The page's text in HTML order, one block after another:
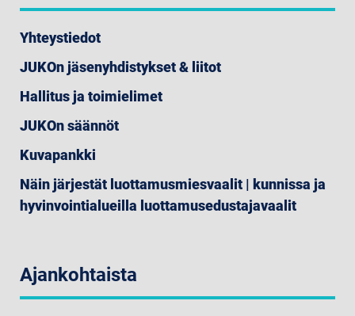
Yhteystiedot
JUKOn jäsenyhdistykset & liitot
Hallitus ja toimielimet
JUKOn säännöt
Kuvapankki
Näin järjestät luottamusmiesvaalit | kunnissa ja
hyvinvointialueilla luottamusedustajavaalit
Ajankohtaista